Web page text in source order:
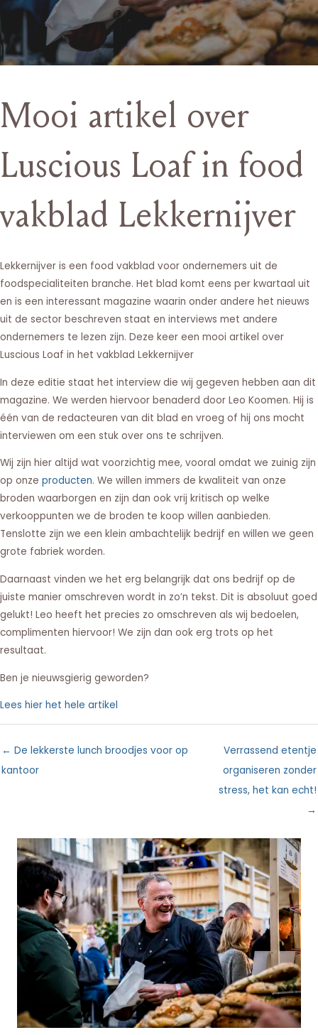
Mooi artikel over
Luscious Loaf in food
vakblad Lekkernijver
Lekkernijver is een food vakblad voor ondernemers uit de
foodspecialiteiten branche. Het blad komt eens per kwartaal uit
en is een interessant magazine waarin onder andere het nieuws
uit de sector beschreven staat en interviews met andere
ondernemers te lezen zijn. Deze keer een mooi artikel over
Luscious Loaf in het vakblad Lekkernijver
In deze editie staat het interview die wij gegeven hebben aan dit
magazine. We werden hiervoor benaderd door Leo Koomen. Hij is
één van de redacteuren van dit blad en vroeg of hij ons mocht
interviewen om een stuk over ons te schrijven.
Wij zijn hier altijd wat voorzichtig mee, vooral omdat we zuinig zijn
op onze producten. We willen immers de kwaliteit van onze
broden waarborgen en zijn dan ook vrij kritisch op welke
verkooppunten we de broden te koop willen aanbieden.
Tenslotte zijn we een klein ambachtelijk bedrijf en willen we geen
grote fabriek worden.
Daarnaast vinden we het erg belangrijk dat ons bedrijf op de
juiste manier omschreven wordt in zo’n tekst. Dit is absoluut goed
gelukt! Leo heeft het precies zo omschreven als wij bedoelen,
complimenten hiervoor! We zijn dan ook erg trots op het
resultaat.
Ben je nieuwsgierig geworden?
Lees hier het hele artikel
← De lekkerste lunch broodjes voor op
kantoor
Verrassend etentje
organiseren zonder
stress, het kan echt!
→